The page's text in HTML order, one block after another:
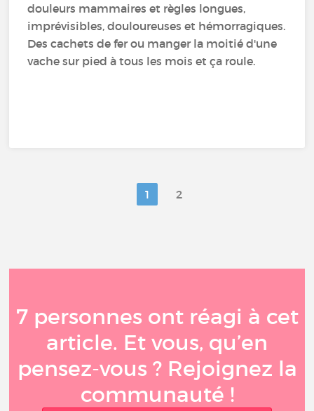
douleurs mammaires et règles longues,
imprévisibles, douloureuses et hémorragiques.
Des cachets de fer ou manger la moitié d'une
vache sur pied à tous les mois et ça roule.
1 2
7 personnes ont réagi à cet
article. Et vous, qu’en
pensez-vous ? Rejoignez la
communauté !